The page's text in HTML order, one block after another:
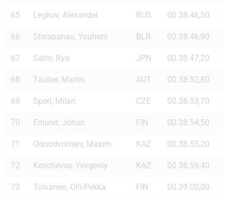
65 Legkov, Alexander RUS 00.38.46,50
66 Stsiapanau, Yauheni BLR 00.38.46,90
67 Saito, Ryo JPN 00.38.47,20
68 Tauber, Martin AUT 00.38.52,80
69 Sperl, Milan CZE 00.38.53,70
70 Enlund, Johan FIN 00.38.54,50
71 Odnodvortsev, Maxim KAZ 00.38.55,20
72 Koschevoy, Yevgeniy KAZ 00.38.59,40
73 Tolvanen, Olli-Pekka FIN 00.39.00,00